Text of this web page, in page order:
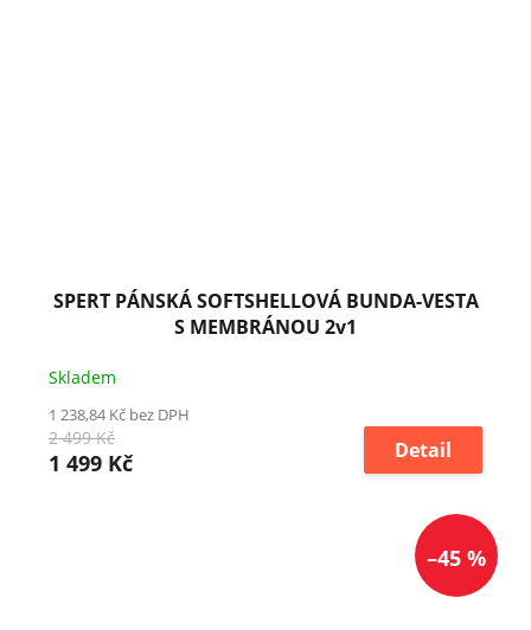
SPERT PÁNSKÁ SOFTSHELLOVÁ BUNDA-VESTA
S MEMBRÁNOU 2v1
Skladem
1 238,84 Kč bez DPH
2 499 Kč
1 499 Kč Detail
–45 %